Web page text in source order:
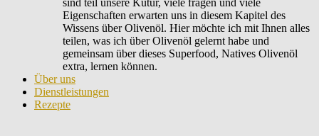
sind teil unsere Kutur, viele fragen und viele
Eigenschaften erwarten uns in diesem Kapitel des
Wissens über Olivenöl. Hier möchte ich mit Ihnen alles
teilen, was ich über Olivenöl gelernt habe und
gemeinsam über dieses Superfood, Natives Olivenöl
extra, lernen können.
Über uns
Dienstleistungen
Rezepte